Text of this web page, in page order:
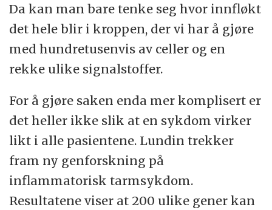
Da kan man bare tenke seg hvor innfløkt
det hele blir i kroppen, der vi har å gjøre
med hundretusenvis av celler og en
rekke ulike signalstoffer.
For å gjøre saken enda mer komplisert er
det heller ikke slik at en sykdom virker
likt i alle pasientene. Lundin trekker
fram ny genforskning på
inflammatorisk tarmsykdom.
Resultatene viser at 200 ulike gener kan